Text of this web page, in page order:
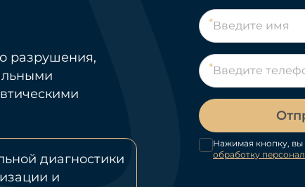
разрушения,
диагностики
и
Нажимая кнопку, вы
обработку